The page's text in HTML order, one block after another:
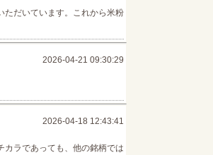
ただいています。これから米粉
2026-04-21 09:30:29
2026-04-18 12:43:41
カラであっても、他の銘柄では